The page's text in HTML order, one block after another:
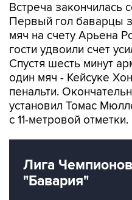
Встреча закончилась
Первый гол баварцы
мяч на счету Арьена
гости удвоили счет
Спустя шесть минут
один мяч - Кейсуке
пенальти.
установил Томас
с 11-метровой отметки.
Лига
"Бавария"